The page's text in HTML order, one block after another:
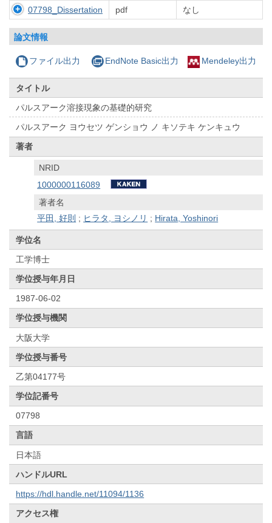
07798_Dissertation
pdf なし
論文情報
ファイル出力 EndNote Basic出力 Mendeley出力
タイトル
パルスアーク溶接現象の基礎的研究
パルスアーク ヨウセツ ゲンショウ ノ キソテキ ケンキュウ
著者
NRID
1000000116089
著者名
平田, 好則 ; ヒラタ, ヨシノリ ; Hirata, Yoshinori
学位名
工学博士
学位授与年月日
1987-06-02
学位授与機関
大阪大学
学位授与番号
乙第04177号
学位記番号
07798
言語
日本語
ハンドルURL
https://hdl.handle.net/11094/1136
アクセス権